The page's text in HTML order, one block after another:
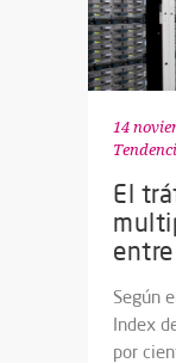
14
El
Según
Index
por